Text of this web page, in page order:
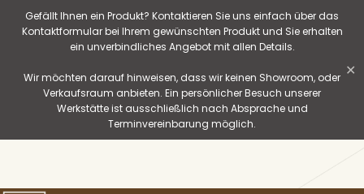
Gefällt Ihnen ein Produkt? Kontaktieren Sie uns einfach über das
Kontaktformular bei Ihrem gewünschten Produkt und Sie erhalten
ein unverbindliches Angebot mit allen Details.
Wir möchten darauf hinweisen, dass wir keinen Showroom, oder
Verkaufsraum anbieten. Ein persönlicher Besuch unserer
Werkstätte ist ausschließlich nach Absprache und
Terminvereinbarung möglich.
✕